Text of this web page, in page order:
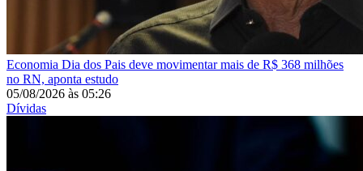
Economia Dia dos Pais deve movimentar mais de R$ 368 milhões
no RN, aponta estudo
05/08/2026 às 05:26
Dívidas